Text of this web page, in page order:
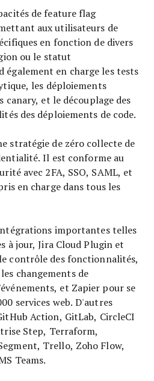
de feature flag
aux utilisateurs de
en fonction de divers
ou le statut
également en charge les tests
les déploiements
canary, et le découplage des
des déploiements de code.
stratégie de zéro collecte de
Il est conforme au
avec 2FA, SSO, SAML, et
en charge dans tous les
importantes telles
à jour, Jira Cloud Plugin et
contrôle des fonctionnalités,
changements de
et Zapier pour se
services web. D'autres
Action, GitLab, CircleCI
Step, Terraform,
Trello, Zoho Flow,
Teams.